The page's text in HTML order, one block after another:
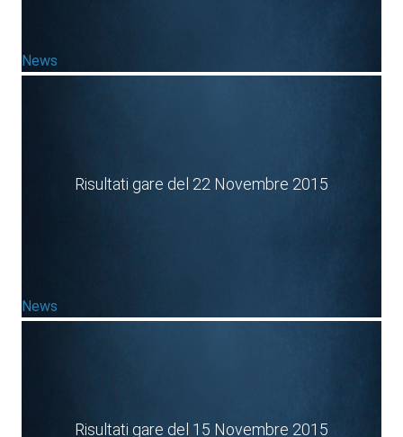
News
Risultati gare del 22 Novembre 2015
News
Risultati gare del 15 Novembre 2015